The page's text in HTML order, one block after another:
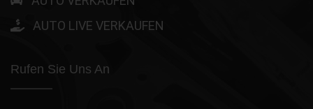
AUTO LIVE VERKAUFEN
Rufen Sie Uns An